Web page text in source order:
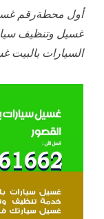
أول محطةرقم
غسيل وتنظيف
السيارات بالبيت